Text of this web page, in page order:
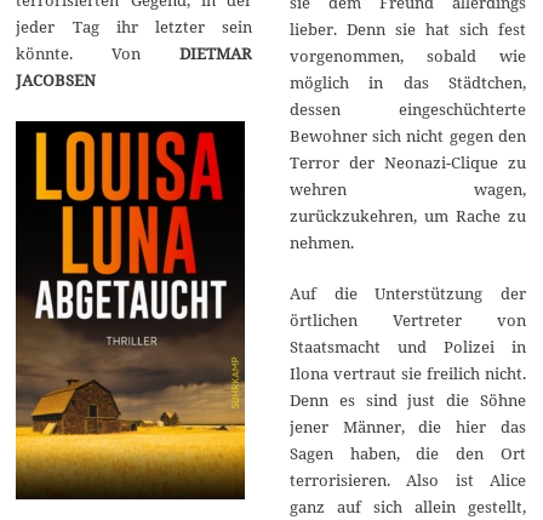
jeder Tag ihr letzter sein
könnte. VonDIETMAR
JACOBSEN
lieber. Denn sie hat sich fest
vorgenommen, sobald wie
möglich in das Städtchen,
dessen eingeschüchterte
Bewohner sich nicht gegen den
Terror der Neonazi-Clique zu
wehren wagen,
zurückzukehren, um Rache zu
nehmen.
Auf die Unterstützung der
örtlichen Vertreter von
Staatsmacht und Polizei in
Ilona vertraut sie freilich nicht.
Denn es sind just die Söhne
jener Männer, die hier das
Sagen haben, die den Ort
terrorisieren. Also ist Alice
ganz auf sich allein gestellt,